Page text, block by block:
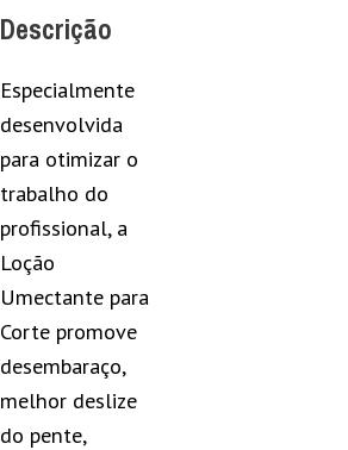
Descrição
Especialmente
desenvolvida
para otimizar o
trabalho do
profissional, a
Loção
Umectante para
Corte promove
desembaraço,
melhor deslize
do pente,